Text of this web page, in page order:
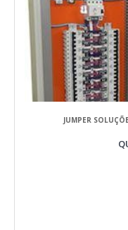
JUMPER